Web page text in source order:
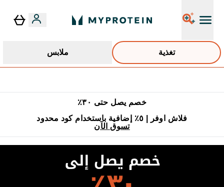
تغذية ملابس
خصم يصل حتى ٣٠٪
فلاش اوفر | ٥٪ إضافية باستخدام كود محدود
تسوق الآن